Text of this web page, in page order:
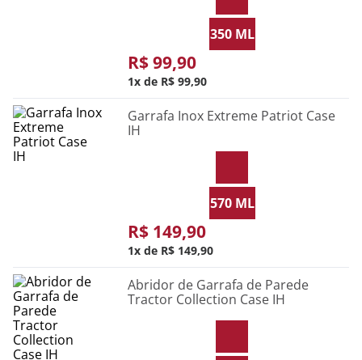
350 ML
R$99,90
1 R$ 99,90
Garrafa Inox Extreme Patriot Case
IH
570 ML
R$ 149,90
1 R$ 149,90
Abridor de Garrafa de Parede
Tractor Collection Case IH